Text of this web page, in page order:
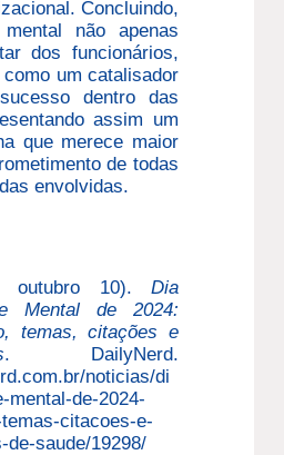
Concluindo,
não apenas
dos funcionários,
um catalisador
dentro das
assim um
que merece maior
de todas
envolvidas.
outubro 10). Dia
Mental de 2024:
temas, citações e
. DailyNerd.
noticias/di
mental-de-2024-
citacoes-e-
de-saude/19298/